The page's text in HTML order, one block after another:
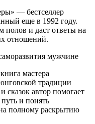
— бестселлер
еще в 1992 году.
полов и даст ответы на
отношений.
мастера
традиции
автор помогает
и понять
полному раскрытию